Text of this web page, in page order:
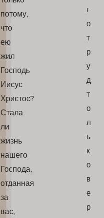
потому,
что
ею
жил
Господь
Иисус
Христос?
Стала
ли
жизнь
нашего
Господа,
отданная
за
вас,
г
о
т
р
у
д
т
о
л
ь
к
о
в
е
р